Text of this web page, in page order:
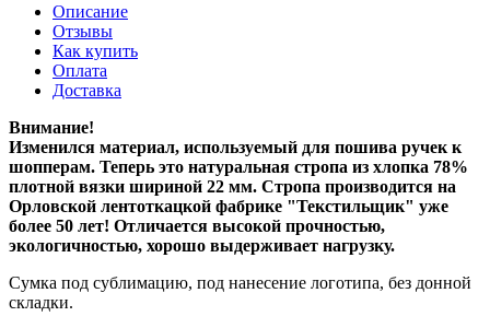
Описание
Отзывы
Как купить
Оплата
Доставка
Внимание!
Изменился материал, используемый для пошива ручек к
шопперам. Теперь это натуральная стропа из хлопка 78%
плотной вязки шириной 22 мм. Стропа производится на
Орловской лентоткацкой фабрике "Текстильщик" уже
более 50 лет! Отличается высокой прочностью,
экологичностью, хорошо выдерживает нагрузку.
Сумка под сублимацию, под нанесение логотипа, без донной
складки.